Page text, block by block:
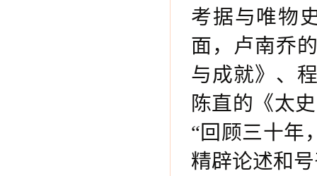
考据与唯物
面，卢南乔
与成就》、
陈直的《太
“回顾三十
精辟论述和